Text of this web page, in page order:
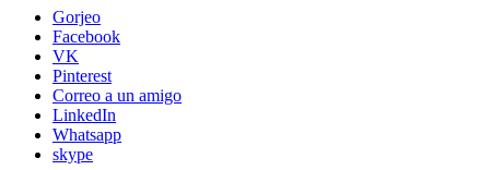
panel
panel
panel
Gorjeo
Facebook
VK
Pinterest
Correo a un amigo
LinkedIn
Whatsapp
skype